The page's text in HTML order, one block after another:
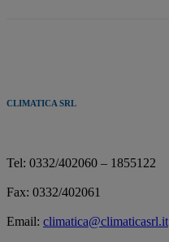
CLIMATICA SRL
Tel: 0332/402060 – 1855122
Fax: 0332/402061
Email: climatica@climaticasrl.it